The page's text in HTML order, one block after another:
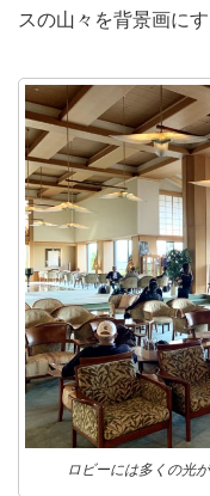
スの山々を背景画に
ロビーには多くの光